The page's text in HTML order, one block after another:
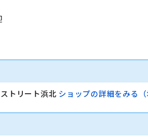
トリート浜北 ショップの詳細をみる（